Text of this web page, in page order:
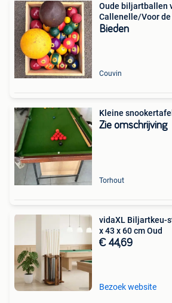
Oude biljartballen
Callenelle/Voor
Bieden
Couvin
Kleine snookertafel
Zie omschrijving
Torhout
vidaXL Biljartkeu-
x 43 x 60 cm Oud
€ 44,69
Bezoek website